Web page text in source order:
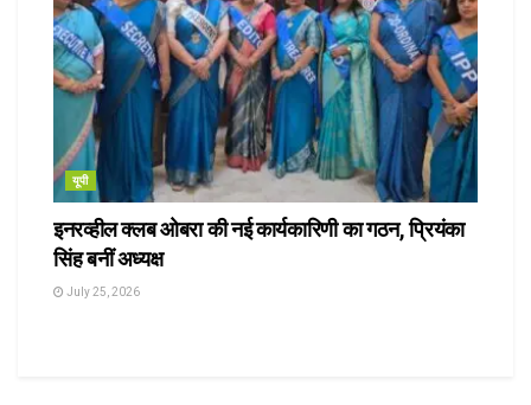
यूपी
इनरव्हील क्लब ओबरा की नई कार्यकारिणी का गठन, प्रियंका
सिंह बनीं अध्यक्ष
July 25, 2026